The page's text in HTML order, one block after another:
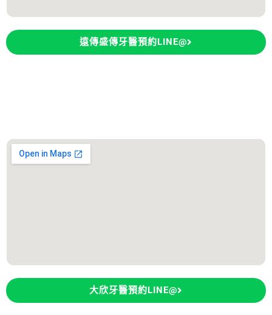
遠傳盛傳牙醫預約LINE@
大欣牙醫預約LINE@